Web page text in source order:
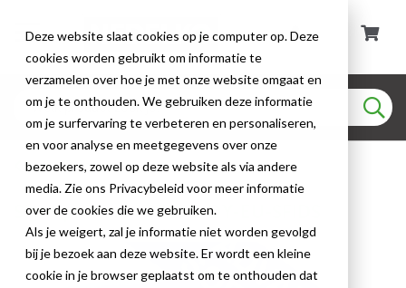
Deze website slaat cookies op je computer op. Deze
cookies worden gebruikt om informatie te
verzamelen over hoe je met onze website omgaat en
om je te onthouden. We gebruiken deze informatie
om je surfervaring te verbeteren en personaliseren,
en voor analyse en meetgegevens over onze
bezoekers, zowel op deze website als via andere
media. Zie ons Privacybeleid voor meer informatie
over de cookies die we gebruiken.
Als je weigert, zal je informatie niet worden gevolgd
bij je bezoek aan deze website. Er wordt een kleine
cookie in je browser geplaatst om te onthouden dat
Signs Printers
Signs printers - S3100-QY-EU-SFIDS